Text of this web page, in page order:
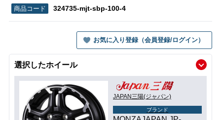
324735-mjt-sbp-100-4
お気に入り登録（会員登録/ログイン）
選択したホイール
JAPAN三陽(ジャパン)
ブランド